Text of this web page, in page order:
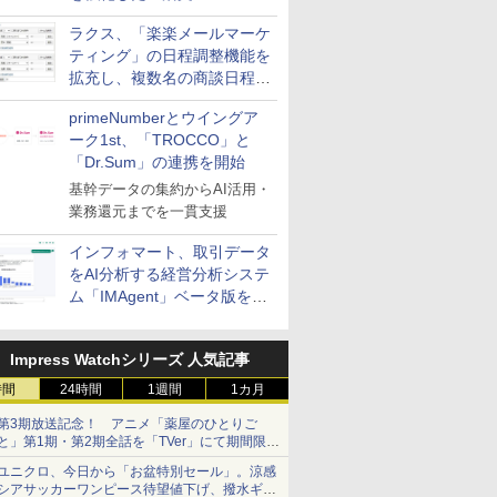
送信防止アドインサービス」
を提供
ラクス、「楽楽メールマーケ
ティング」の日程調整機能を
拡充し、複数名の商談日程調
整を効率化
primeNumberとウイングア
ーク1st、「TROCCO」と
「Dr.Sum」の連携を開始
基幹データの集約からAI活用・
業務還元までを一貫支援
インフォマート、取引データ
をAI分析する経営分析システ
ム「IMAgent」ベータ版を提
Impress Watchシリーズ 人気記事
24時間 1週間 1カ月
3期放送記念！ アニメ「薬屋のひとりご
」第1期・第2期全話を「TVer」にて期間限定
順次無料配信開始
ニクロ、今日から「お盆特別セール」。涼感
アサッカーワンピース待望値下げ、撥水ギア